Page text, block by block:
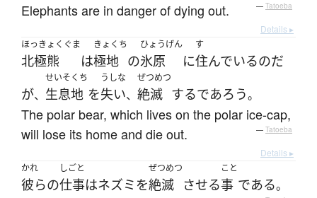
Elephants are in danger of dying out. — Tatoeba
Details ▸
ほっきょくぐま
北極熊 は
きょくち
極地 の
ひょうげん
氷原 に
す
住んでいるのだ
が、
せいそくち
生息地 を
うしな
失い、
ぜつめつ
絶滅 するであろう。
The polar bear, which lives on the polar ice-cap,
will lose its home and die out.
— Tatoeba
Details ▸
かれ
彼らの
しごと
仕事はネズミ を
ぜつめつ
絶滅 させる
こと
事 である。